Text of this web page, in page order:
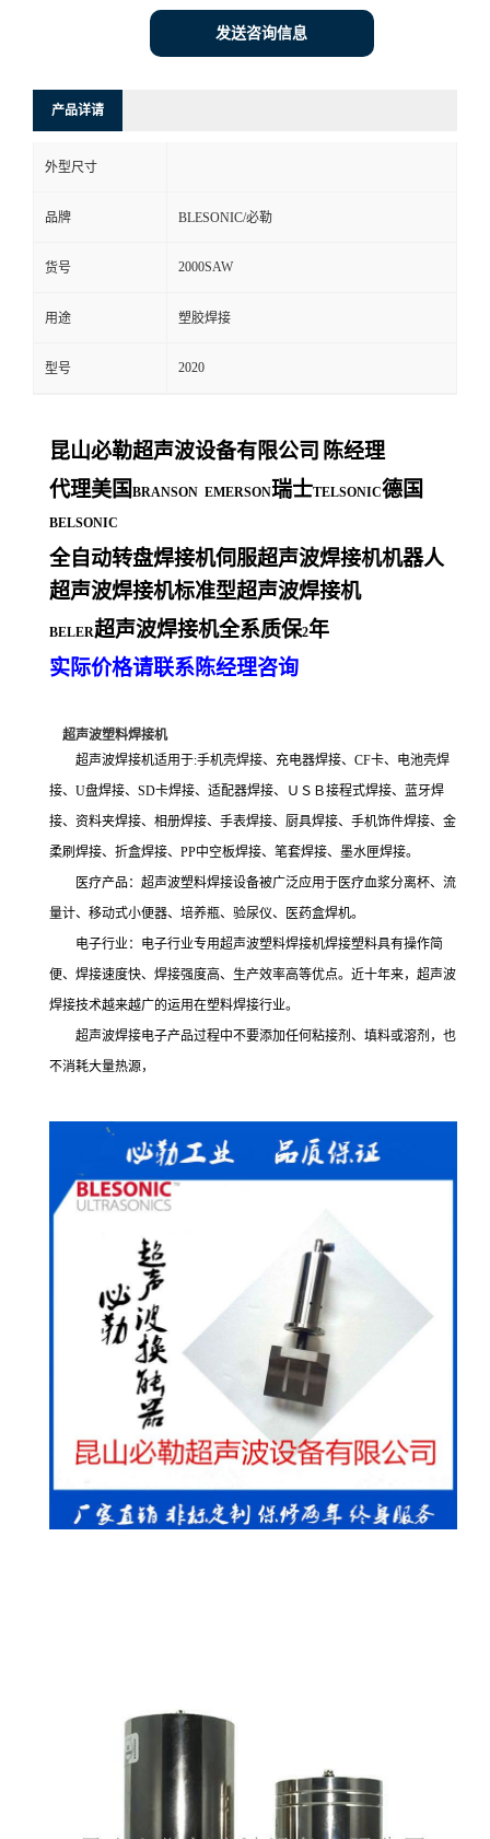
发送咨询信息
产品详请
外型尺寸
品牌 BLESONIC/必勒
货号 2000SAW
用途 塑胶焊接
型号 2020
昆山必勒超声波设备有限公司 陈经理
代理美国 BRANSON EMERSON瑞士TELSONIC德国
BELSONIC
全自动转盘焊接机伺服超声波焊接机机器人
超声波焊接机标准型超声波焊接机
BELER超声波焊接机全系质保2年
实际价格请联系陈经理咨询
超声波塑料焊接机
超声波焊接机适用于:手机壳焊接、充电器焊接、CF卡、电池壳焊
接、U盘焊接、SD卡焊接、适配器焊接、ＵＳＢ接程式焊接、蓝牙焊
接、资料夹焊接、相册焊接、手表焊接、厨具焊接、手机饰件焊接、金
柔刷焊接、折盒焊接、PP中空板焊接、笔套焊接、墨水匣焊接。
医疗产品：超声波塑料焊接设备被广泛应用于医疗血浆分离杯、流
量计、移动式小便器、培养瓶、验尿仪、医药盒焊机。
电子行业：电子行业专用超声波塑料焊接机焊接塑料具有操作简
便、焊接速度快、焊接强度高、生产效率高等优点。近十年来，超声波
焊接技术越来越广的运用在塑料焊接行业。
超声波焊接电子产品过程中不要添加任何粘接剂、填料或溶剂，也
不消耗大量热源，